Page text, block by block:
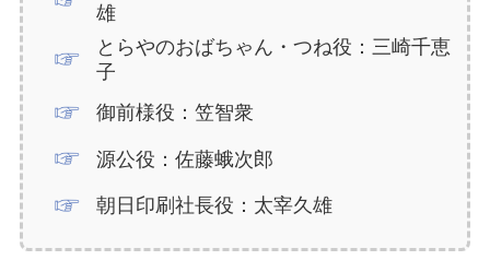
雄
とらやのおばちゃん・つね役：三崎千恵
子
御前様役：笠智衆
源公役：佐藤蛾次郎
朝日印刷社長役：太宰久雄